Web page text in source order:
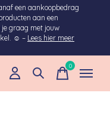
een aankoopbedrag
aan een
je graag met jouw
☺ – Lees hier meer
0items